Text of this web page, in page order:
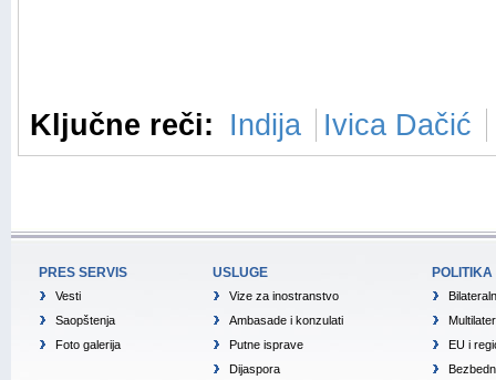
Ključne reči: Indija Ivica Dačić
PRES SERVIS
Vesti
Saopštenja
Foto galerija
USLUGE
Vize za inostranstvo
Ambasade i konzulati
Putne isprave
Dijaspora
POLITIKA
EU i